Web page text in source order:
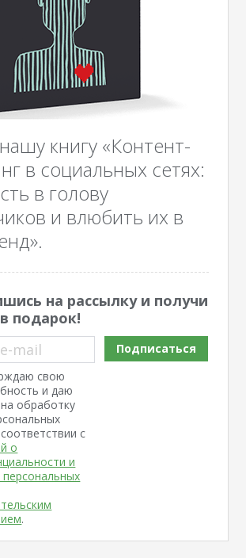
книгу «Контент-
в социальных сетях:
в голову
и влюбить их в
на рассылку и получи
подарок!
mail
свою
и даю
обработку
с
о
и
персональных
.
Подписаться